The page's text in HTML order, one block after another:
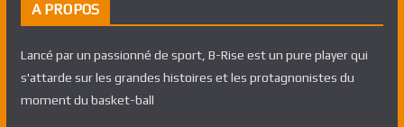
A PROPOS
Lancé par un passionné de sport, B-Rise est un pure player qui
s'attarde sur les grandes histoires et les protagnonistes du
moment du basket-ball